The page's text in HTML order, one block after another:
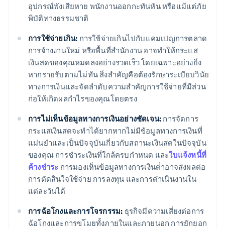
อุปกรณ์พังเสียหาย พนักงานออกกะทันหัน หรือแม้แต่ภัย
พิบัติทางธรรมชาติ
การใช้จ่ายเกิน: การใช้จ่ายเกินไปกับแคมเปญการตลาด
การจ้างงานใหม่ หรือพื้นที่สํานักงาน อาจทําให้กระแส
เงินสดของคุณหมดลงอย่างรวดเร็ว โดยเฉพาะอย่างยิ่ง
หากรายรับตามไม่ทัน สิ่งสําคัญคือต้องรักษาระเบียบวินัย
ทางการเงินและจัดลําดับความสําคัญการใช้จ่ายที่มีส่วน
ก่อให้เกิดผลกําไรของคุณโดยตรง
การไม่เห็นข้อมูลทางการเงินอย่างชัดเจน: การจัดการ
กระแสเงินสดจะทําได้ยากหากไม่มีข้อมูลทางการเงินที่
แม่นยําและเป็นปัจจุบันเกี่ยวกับสถานะเงินสดในปัจจุบัน
ของคุณ การชําระเงินที่ใกล้ครบกําหนด และใบแจ้งหนี้ที่
ค้างชําระ การมองเห็นข้อมูลทางการเงินต่ําอาจส่งผลต่อ
การตัดสินใจใช้จ่าย การลงทุน และการดําเนินงานใน
แต่ละวันได้
การฉ้อโกงและการโจรกรรม: ธุรกิจมีความเสี่ยงต่อการ
ฉ้อโกงและการขโมยทั้งภายในและภายนอก การยักยอก